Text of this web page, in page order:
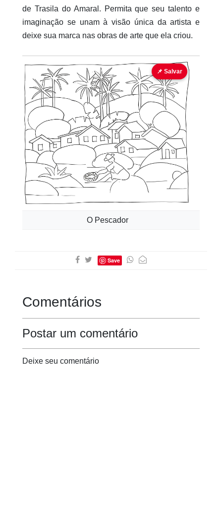
de Trasila do Amaral. Permita que seu talento e
imaginação se unam à visão única da artista e
deixe sua marca nas obras de arte que ela criou.
📌 Salvar
O Pescador
Save
Comentários
Postar um comentário
Deixe seu comentário